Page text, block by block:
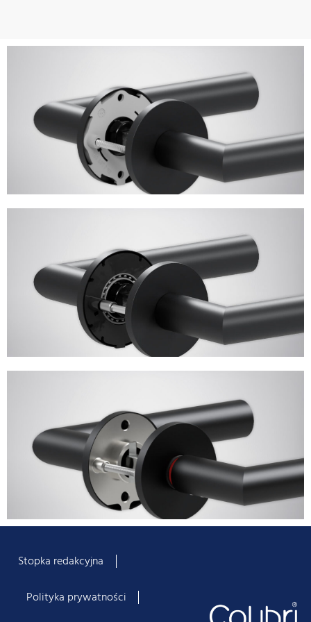
Stopka redakcyjna
Polityka prywatności